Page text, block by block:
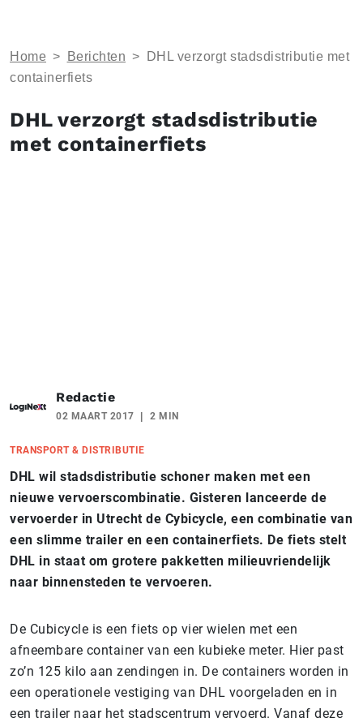
Home > Berichten >
DHL verzorgt stadsdistributie met
containerfiets
DHL verzorgt stadsdistributie
met containerfiets
Redactie
02 MAART 2017 2 MIN
TRANSPORT & DISTRIBUTIE
DHL wil stadsdistributie schoner maken met een
nieuwe vervoerscombinatie. Gisteren lanceerde de
vervoerder in Utrecht de Cybicycle, een combinatie van
een slimme trailer en een containerfiets. De fiets stelt
DHL in staat om grotere pakketten milieuvriendelijk
naar binnensteden te vervoeren.
De Cubicycle is een fiets op vier wielen met een
afneembare container van een kubieke meter. Hier past
zo’n 125 kilo aan zendingen in. De containers worden in
een operationele vestiging van DHL voorgeladen en in
een trailer naar het stadscentrum vervoerd. Vanaf deze